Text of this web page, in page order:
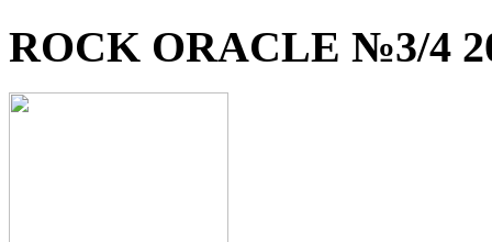
ROCK ORACLE №3/4